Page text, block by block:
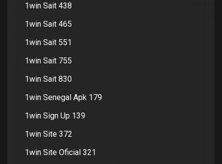
1win Sait 438
1win Sait 465
1win Sait 551
1win Sait 755
1win Sait 830
1win Senegal Apk 179
1win Sign Up 139
1win Site 372
1win Site Oficial 321